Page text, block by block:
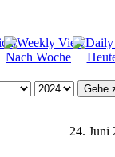
Nach Woche
Gehe
24. Juni